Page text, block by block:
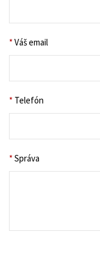
*Váš email
* Telefón
*Správa